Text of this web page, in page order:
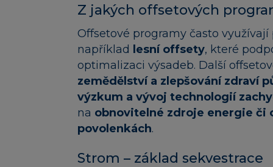
Z jakých offsetových
Offsetové programy často
například
lesní offsety, které
optimalizaci výsadeb. Další
zemědělství a zlepšování zdraví
výzkum a vývoj technologií
na obnovitelné zdroje energie či
povolenkách.
Strom – základ sekvestrace